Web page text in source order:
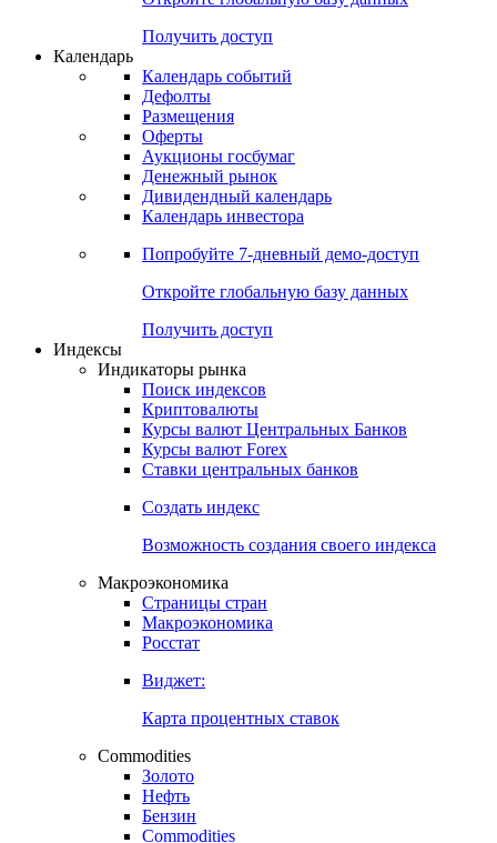
Получить доступ
Календарь
Календарь событий
Дефолты
Размещения
Оферты
Аукционы госбумаг
Денежный рынок
Дивидендный календарь
Календарь инвестора
Попробуйте 7-дневный демо-доступ
Откройте глобальную базу данных
Получить доступ
Индексы
Индикаторы рынка
Поиск индексов
Криптовалюты
Курсы валют Центральных Банков
Курсы валют Forex
Ставки центральных банков
Создать индекс
Возможность создания своего индекса
Макроэкономика
Страницы стран
Макроэкономика
Росстат
Виджет:
Карта процентных ставок
Commodities
Золото
Нефть
Бензин
Commodities